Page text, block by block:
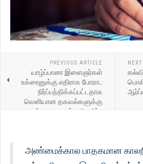
PREVIOUS ARTICLE
யாழ்ப்பாண இளைஞர்கள்
உக்ரைனுக்கு எதிராக போராட
நிர்ப்பந்திக்கப்பட்டதாக
வெளியான தகவல்களுக்கு
ரஷ்ய தூதரகம் பதிலளிப்பு
அண்மைக்கால பாதகமான